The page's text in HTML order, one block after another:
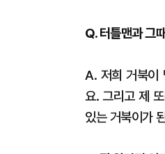
Q. 터틀맨과 그
A. 저희 거북이
요. 그리고 제
있는 거북이가